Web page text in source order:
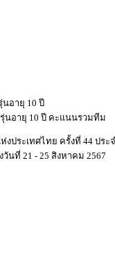
อายุ 10 ปี
นอายุ 10 ปี คะแนนรวมทีม
ประเทศไทย ครั้งที่ 44 ประ
นที่ 21 - 25 สิงหาคม 2567